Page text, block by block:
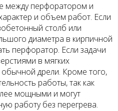
между перфоратором и
и объем работ. Если
столб или
диаметра в кирпичной
перфоратор. Если задачи
в мягких
дрели. Кроме того,
работы, так как
мощными и могут
работу без перегрева.